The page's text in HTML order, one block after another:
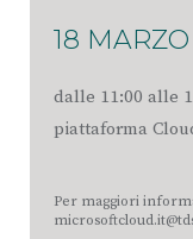
18
dalle 11:00 alle
piattaforma
Per maggiori